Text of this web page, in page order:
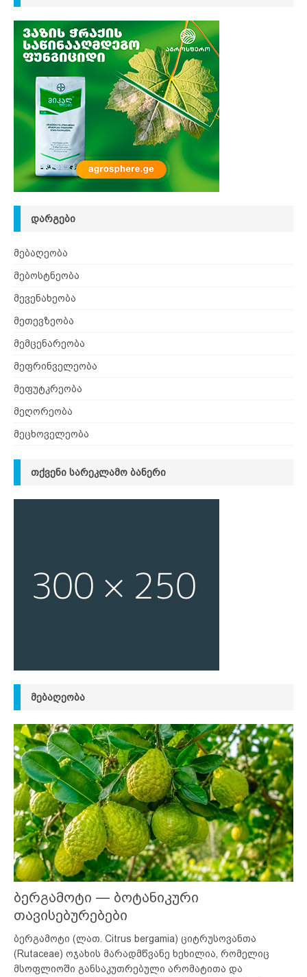
ᲓᲐᲠᲒᲔᲑᲘ
მებაღეობა
მებოსტნეობა
მევენახეობა
მეთევზეობა
მემცენარეობა
მეფრინველეობა
მეფუტკრეობა
მეღორეობა
მეცხოველეობა
ᲗᲥᲕᲔᲜᲘ ᲡᲐᲠᲔᲙᲚᲐᲛᲝ ᲑᲐᲜᲔᲠᲘ
ᲛᲔᲑᲐᲦᲔᲝᲑᲐ
ბერგამოტი — ბოტანიკური
თავისებურებები
ბერგამოტი (ლათ. Citrus bergamia) ციტრუსოვანთა
(Rutaceae) ოჯახის მარადმწვანე ხეხილია, რომელიც
მსოფლიოში განსაკუთრებული არომატითა და